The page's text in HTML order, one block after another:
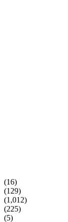
(16)
(129)
(1,012)
(225)
(5)